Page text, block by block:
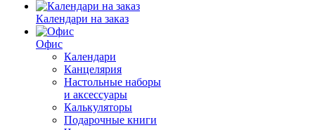
Календари на заказ
Офис
Календари
Канцелярия
Настольные наборы
и аксессуары
Калькуляторы
Подарочные книги